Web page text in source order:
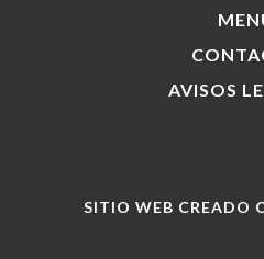
AVISOS
SITIO WEB CREADO